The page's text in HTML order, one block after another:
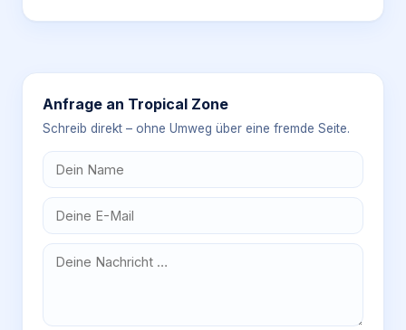
Anfrage an Tropical Zone
Schreib direkt – ohne Umweg über eine fremde Seite.